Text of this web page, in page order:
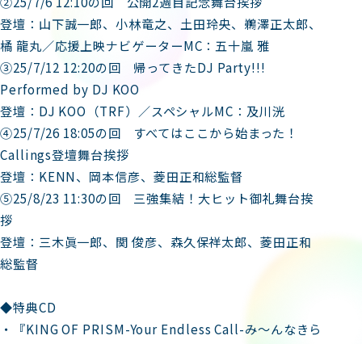
登壇：山下誠一郎、小林竜之、土田玲央、鵜澤正太郎、
橘 龍丸／応援上映ナビゲーターMC：五十嵐 雅
③25/7/12 12:20の回 帰ってきたDJ Party!!!
Performed by DJ KOO
登壇：DJ KOO（TRF）／スペシャルMC：及川洸
④25/7/26 18:05の回 すべてはここから始まった！
Callings登壇舞台挨拶
登壇：KENN、岡本信彦、菱田正和総監督
⑤25/8/23 11:30の回 三強集結！大ヒット御礼舞台挨
拶
登壇：三木眞一郎、関 俊彦、森久保祥太郎、菱田正和
総監督
◆特典CD
・『KING OF PRISM-Your Endless Call-み～んなきら